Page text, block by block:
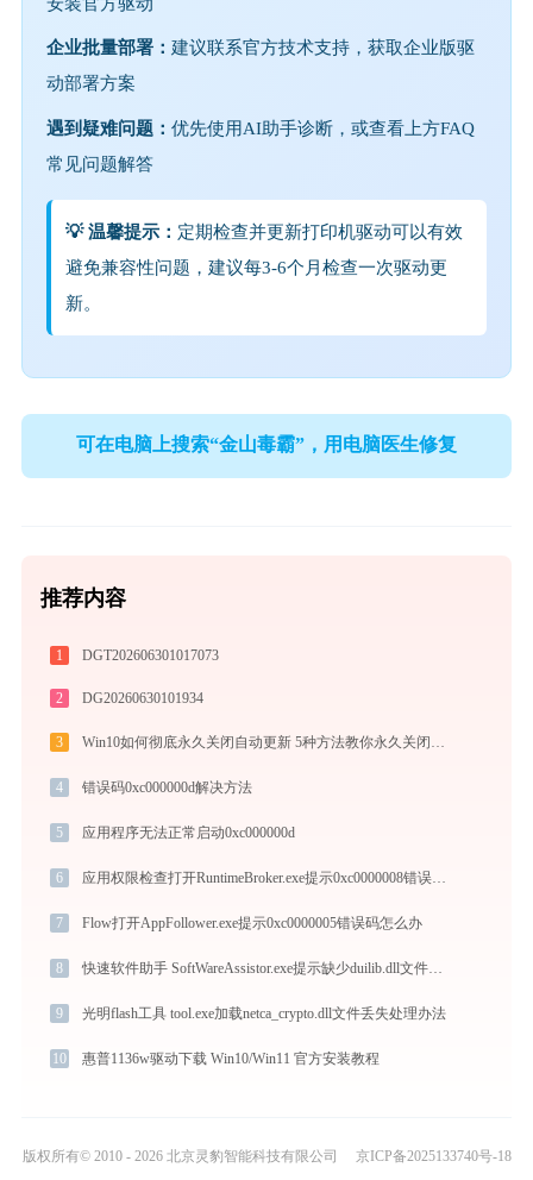
企业批量部署： 建议联系官方技术支持，获取企业版驱
动部署方案
遇到疑难问题： 优先使用AI助手诊断，或查看上方FAQ
常见问题解答
💡 温馨提示： 定期检查并更新打印机驱动可以有效
避免兼容性问题，建议每3-6个月检查一次驱动更
新。
可在电脑上搜索“金山毒霸”，用电脑医生修复
推荐内容
1 DGT202606301017073
2 DG20260630101934
3 Win10如何彻底永久关闭自动更新 5种方法教你永久关闭win10自动更新
4 错误码0xc000000d解决方法
5 应用程序无法正常启动0xc000000d
6 应用权限检查打开RuntimeBroker.exe提示0xc0000008错误码怎么办
7 Flow打开AppFollower.exe提示0xc0000005错误码怎么办
8 快速软件助手 SoftWareAssistor.exe提示缺少duilib.dll文件的解决办法
9 光明flash工具 tool.exe加载netca_crypto.dll文件丢失处理办法
10 惠普1136w驱动下载 Win10/Win11 官方安装教程
版权所有© 2010 - 2026 北京灵豹智能科技有限公司
京ICP备2025133740号-18